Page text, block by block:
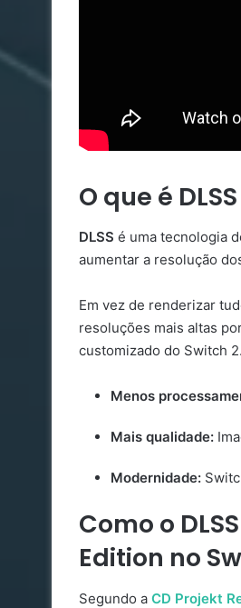
O que é
DLSS é uma tecnologia
aumentar a resolução
Em vez de renderizar
resoluções mais altas
customizado do Switch 2.
Menos
Mais qualidade:
Modernidade:
Como o
Edition no
Segundo a CD Projekt